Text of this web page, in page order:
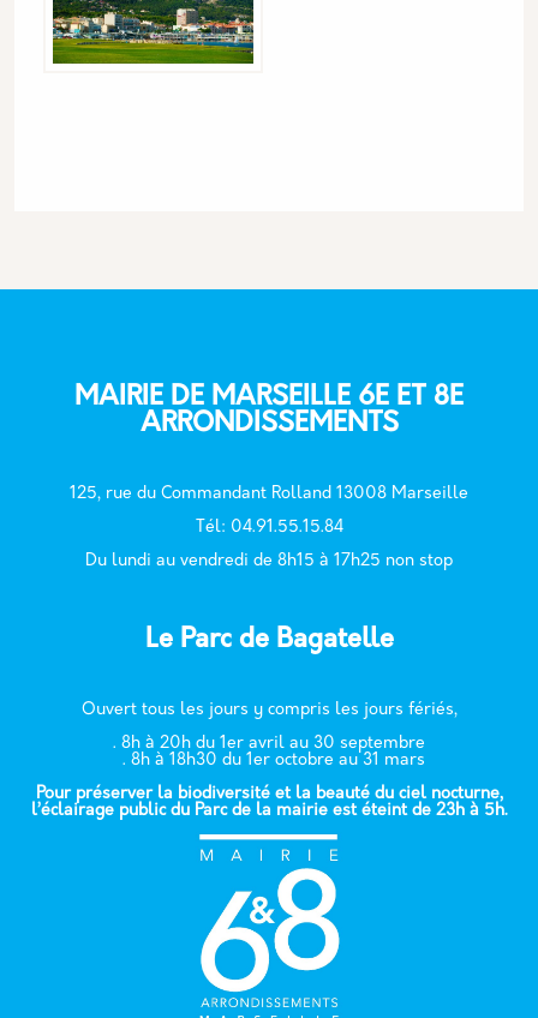
MAIRIE DE MARSEILLE 6E ET 8E
ARRONDISSEMENTS
125, rue du Commandant Rolland 13008 Marseille
Tél: 04.91.55.15.84
Du lundi au vendredi de 8h15 à 17h25 non stop
Le Parc de Bagatelle
Ouvert tous les jours y compris les jours fériés,
. 8h à 20h du 1er avril au 30 septembre
. 8h à 18h30 du 1er octobre au 31 mars
Pour préserver la biodiversité et la beauté du ciel nocturne,
l’éclairage public du Parc de la mairie est éteint de 23h à 5h.